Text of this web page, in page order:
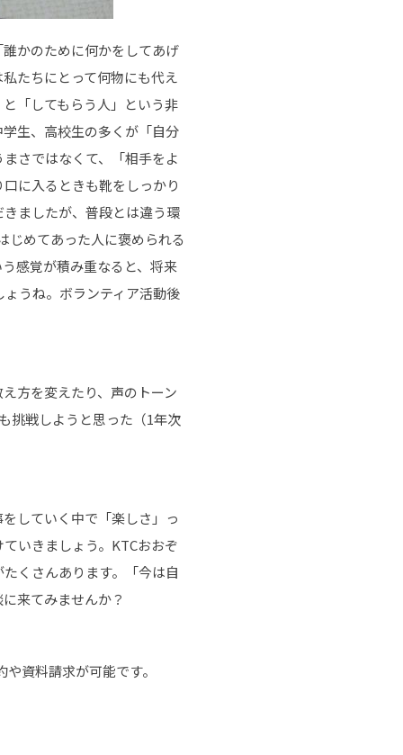
かのために何かをしてあげ
たちにとって何物にも代え
「してもらう人」という非
生、高校生の多くが「自分
さではなくて、「相手をよ
に入るときも靴をしっかり
ましたが、普段とは違う環
じめてあった人に褒められる
感覚が積み重なると、将来
うね。ボランティア活動後
方を変えたり、声のトーン
挑戦しようと思った（1年次
していく中で「楽しさ」っ
いきましょう。KTCおおぞ
くさんあります。「今は自
来てみませんか？
資料請求が可能です。